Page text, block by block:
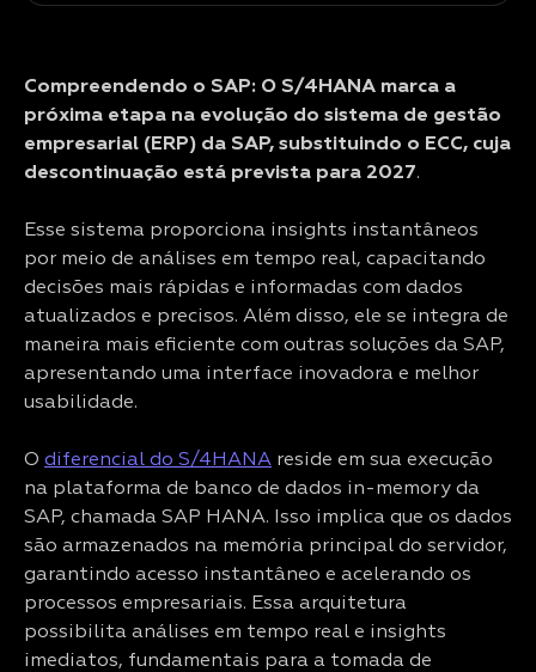
Compreendendo o SAP: O S/4HANA marca a
próxima etapa na evolução do sistema de gestão
empresarial (ERP) da SAP, substituindo o ECC, cuja
descontinuação está prevista para 2027.
Esse sistema proporciona insights instantâneos
por meio de análises em tempo real, capacitando
decisões mais rápidas e informadas com dados
atualizados e precisos. Além disso, ele se integra de
maneira mais eficiente com outras soluções da SAP,
apresentando uma interface inovadora e melhor
usabilidade.
O diferencial do S/4HANA reside em sua execução
na plataforma de banco de dados in-memory da
SAP, chamada SAP HANA. Isso implica que os dados
são armazenados na memória principal do servidor,
garantindo acesso instantâneo e acelerando os
processos empresariais. Essa arquitetura
possibilita análises em tempo real e insights
imediatos, fundamentais para a tomada de